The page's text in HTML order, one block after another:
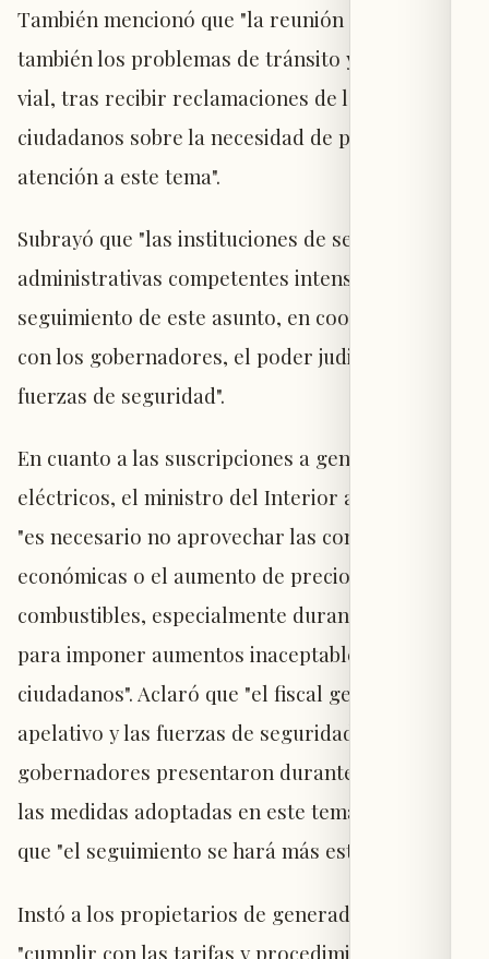
También mencionó que "la reunión abordó
también los problemas de tránsito y seguridad
vial, tras recibir reclamaciones de los
ciudadanos sobre la necesidad de prestar más
atención a este tema".
Subrayó que "las instituciones de seguridad y
administrativas competentes intensificarán su
seguimiento de este asunto, en coordinación
con los gobernadores, el poder judicial y las
fuerzas de seguridad".
En cuanto a las suscripciones a generadores
eléctricos, el ministro del Interior afirmó que
"es necesario no aprovechar las condiciones
económicas o el aumento de precios de los
combustibles, especialmente durante el verano,
para imponer aumentos inaceptables a los
ciudadanos". Aclaró que "el fiscal general
apelativo y las fuerzas de seguridad y los
gobernadores presentaron durante la reunión
las medidas adoptadas en este tema", señalando
que "el seguimiento se hará más estricto".
Instó a los propietarios de generadores a
"cumplir con las tarifas y procedimientos